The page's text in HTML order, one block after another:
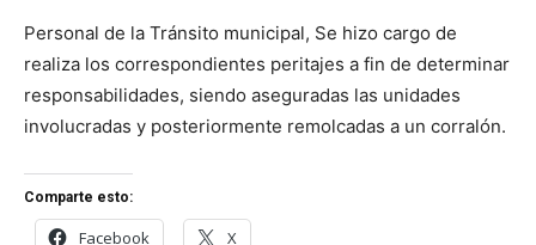
Personal de la Tránsito municipal, Se hizo cargo de
realiza los correspondientes peritajes a fin de determinar
responsabilidades, siendo aseguradas las unidades
involucradas y posteriormente remolcadas a un corralón.
Comparte esto:
Facebook X